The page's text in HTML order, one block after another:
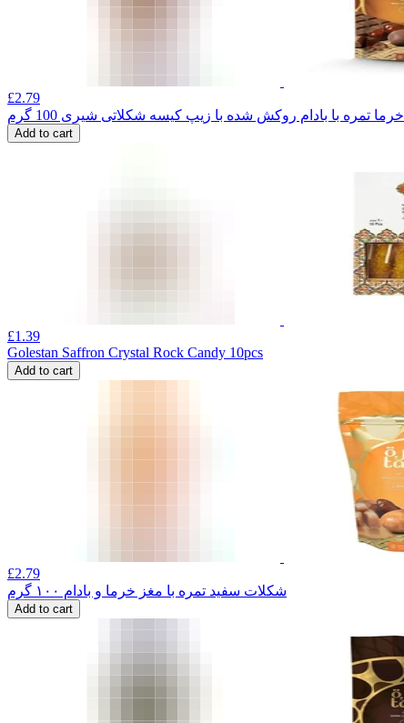
£2.79
خرما تمره با بادام روکش شده با زیپ کیسه شکلاتی شیری 100 گرم
Add to cart
£1.39
Golestan Saffron Crystal Rock Candy 10pcs
Add to cart
£2.79
شکلات سفید تمره با مغز خرما و بادام ۱۰۰ گرم
Add to cart